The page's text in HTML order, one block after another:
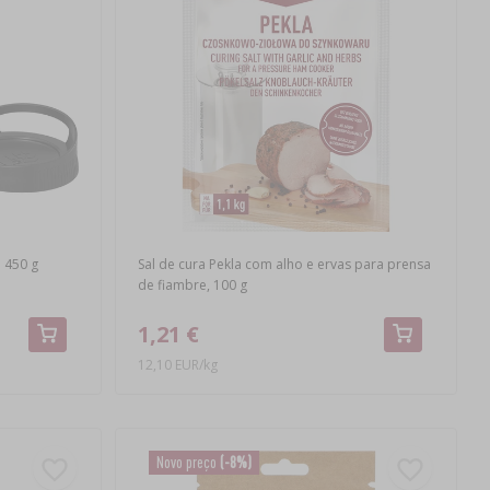
g
Sal de cura Pekla com alho e ervas para prensa
de fiambre, 100 g
1,21 €
12,10 EUR/kg
Novo preço (-8%)